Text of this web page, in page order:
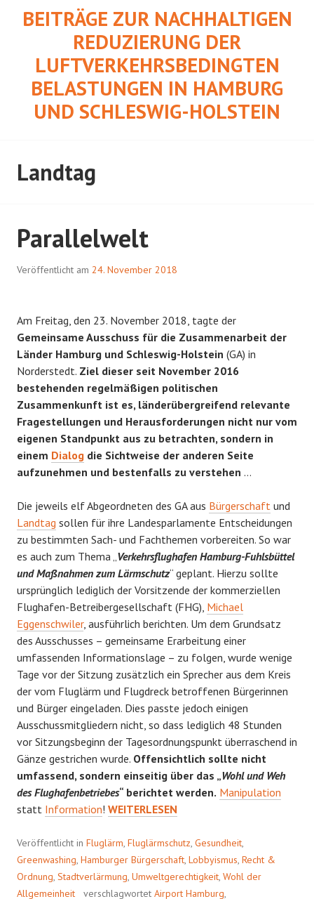
BEITRÄGE ZUR NACHHALTIGEN
REDUZIERUNG DER
LUFTVERKEHRSBEDINGTEN
BELASTUNGEN IN HAMBURG
UND SCHLESWIG-HOLSTEIN
Landtag
Parallelwelt
Veröffentlicht am 24. November 2018
Am Freitag, den 23. November 2018, tagte der
Gemeinsame Ausschuss für die Zusammenarbeit der
Länder Hamburg und Schleswig-Holstein (GA) in
Norderstedt. Ziel dieser seit November 2016
bestehenden regelmäßigen politischen
Zusammenkunft ist es, länderübergreifend relevante
Fragestellungen und Herausforderungen nicht nur vom
eigenen Standpunkt aus zu betrachten, sondern in
einem Dialog die Sichtweise der anderen Seite
aufzunehmen und bestenfalls zu verstehen …
Die jeweils elf Abgeordneten des GA aus Bürgerschaft und
Landtag sollen für ihre Landesparlamente Entscheidungen
zu bestimmten Sach- und Fachthemen vorbereiten. So war
es auch zum Thema „Verkehrsflughafen Hamburg-Fuhlsbüttel
und Maßnahmen zum Lärmschutz“ geplant. Hierzu sollte
ursprünglich lediglich der Vorsitzende der kommerziellen
Flughafen-Betreibergesellschaft (FHG), Michael
Eggenschwiler, ausführlich berichten. Um dem Grundsatz
des Ausschusses – gemeinsame Erarbeitung einer
umfassenden Informationslage – zu folgen, wurde wenige
Tage vor der Sitzung zusätzlich ein Sprecher aus dem Kreis
der vom Fluglärm und Flugdreck betroffenen Bürgerinnen
und Bürger eingeladen. Dies passte jedoch einigen
Ausschussmitgliedern nicht, so dass lediglich 48 Stunden
vor Sitzungsbeginn der Tagesordnungspunkt überraschend in
Gänze gestrichen wurde. Offensichtlich sollte nicht
umfassend, sondern einseitig über das „Wohl und Weh
des Flughafenbetriebes“ berichtet werden. Manipulation
statt Information! PARALLELWELT
WEITERLESEN
Veröffentlicht in Fluglärm, Fluglärmschutz, Gesundheit,
Greenwashing, Hamburger Bürgerschaft, Lobbyismus, Recht &
Ordnung, Stadtverlärmung, Umweltgerechtigkeit, Wohl der
Allgemeinheit
verschlagwortet Airport Hamburg,